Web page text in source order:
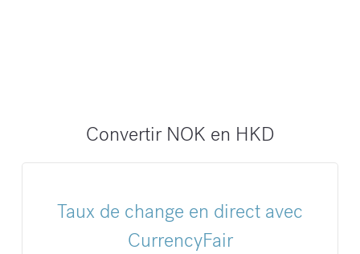
Convertir NOK en HKD
Taux de change en direct avec
CurrencyFair